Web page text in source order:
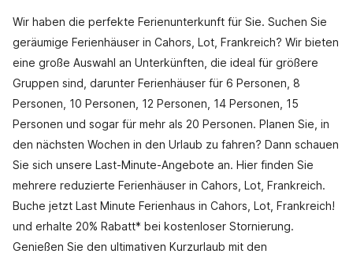
Wir haben die perfekte Ferienunterkunft für Sie. Suchen Sie
geräumige Ferienhäuser in Cahors, Lot, Frankreich? Wir bieten
eine große Auswahl an Unterkünften, die ideal für größere
Gruppen sind, darunter Ferienhäuser für 6 Personen, 8
Personen, 10 Personen, 12 Personen, 14 Personen, 15
Personen und sogar für mehr als 20 Personen. Planen Sie, in
den nächsten Wochen in den Urlaub zu fahren? Dann schauen
Sie sich unsere Last-Minute-Angebote an. Hier finden Sie
mehrere reduzierte Ferienhäuser in Cahors, Lot, Frankreich.
Buche jetzt Last Minute Ferienhaus in Cahors, Lot, Frankreich!
und erhalte 20% Rabatt* bei kostenloser Stornierung.
Genießen Sie den ultimativen Kurzurlaub mit den